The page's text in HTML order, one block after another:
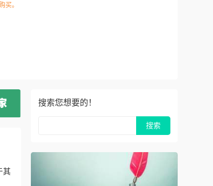
买。
其
搜索您想要的！